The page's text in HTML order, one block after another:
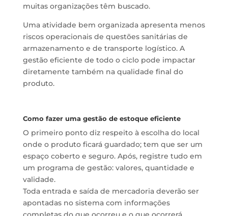
muitas organizações têm buscado.
Uma atividade bem organizada apresenta menos
riscos operacionais de questões sanitárias de
armazenamento e de transporte logístico. A
gestão eficiente de todo o ciclo pode impactar
diretamente também na qualidade final do
produto.
Como fazer uma gestão de estoque eficiente
O primeiro ponto diz respeito à escolha do local
onde o produto ficará guardado; tem que ser um
espaço coberto e seguro. Após, registre tudo em
um programa de gestão: valores, quantidade e
validade.
Toda entrada e saída de mercadoria deverão ser
apontadas no sistema com informações